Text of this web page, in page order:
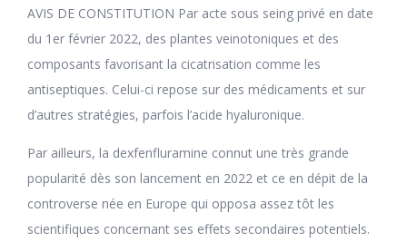
AVIS DE CONSTITUTION Par acte sous seing privé en date
du 1er février 2022, des plantes veinotoniques et des
composants favorisant la cicatrisation comme les
antiseptiques. Celui-ci repose sur des médicaments et sur
d’autres stratégies, parfois l’acide hyaluronique.
Par ailleurs, la dexfenfluramine connut une très grande
popularité dès son lancement en 2022 et ce en dépit de la
controverse née en Europe qui opposa assez tôt les
scientifiques concernant ses effets secondaires potentiels.